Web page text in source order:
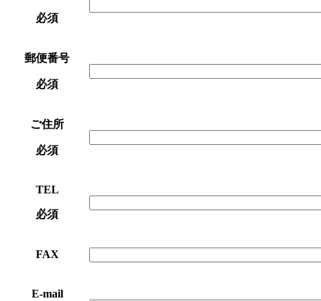
必須
郵便番号
必須
ご住所
必須
TEL
必須
FAX
E-mail